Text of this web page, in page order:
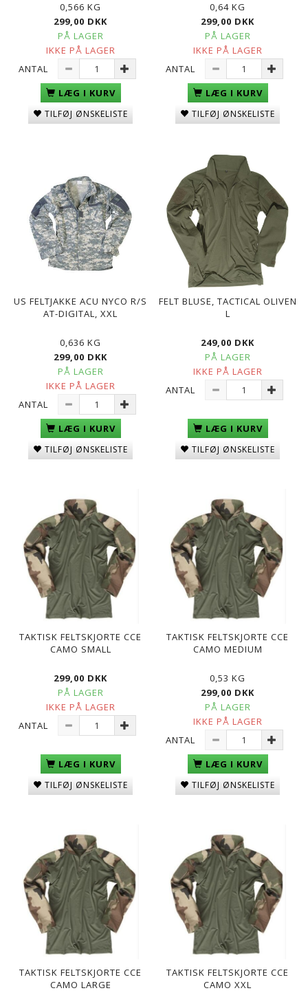
0,566 KG
299,00 DKK
PÅ LAGER
IKKE PÅ LAGER
ANTAL
LÆG I KURV
TILFØJ ØNSKELISTE
0,64 KG
299,00 DKK
PÅ LAGER
IKKE PÅ LAGER
ANTAL
LÆG I KURV
TILFØJ ØNSKELISTE
US FELTJAKKE ACU NYCO R/S
AT-DIGITAL, XXL
0,636 KG
299,00 DKK
PÅ LAGER
IKKE PÅ LAGER
ANTAL
LÆG I KURV
TILFØJ ØNSKELISTE
FELT BLUSE, TACTICAL OLIVEN
L
249,00 DKK
PÅ LAGER
IKKE PÅ LAGER
ANTAL
LÆG I KURV
TILFØJ ØNSKELISTE
TAKTISK FELTSKJORTE CCE
CAMO SMALL
299,00 DKK
PÅ LAGER
IKKE PÅ LAGER
ANTAL
LÆG I KURV
TILFØJ ØNSKELISTE
TAKTISK FELTSKJORTE CCE
CAMO MEDIUM
0,53 KG
299,00 DKK
PÅ LAGER
IKKE PÅ LAGER
ANTAL
LÆG I KURV
TILFØJ ØNSKELISTE
TAKTISK FELTSKJORTE CCE
CAMO LARGE
TAKTISK FELTSKJORTE CCE
CAMO XXL